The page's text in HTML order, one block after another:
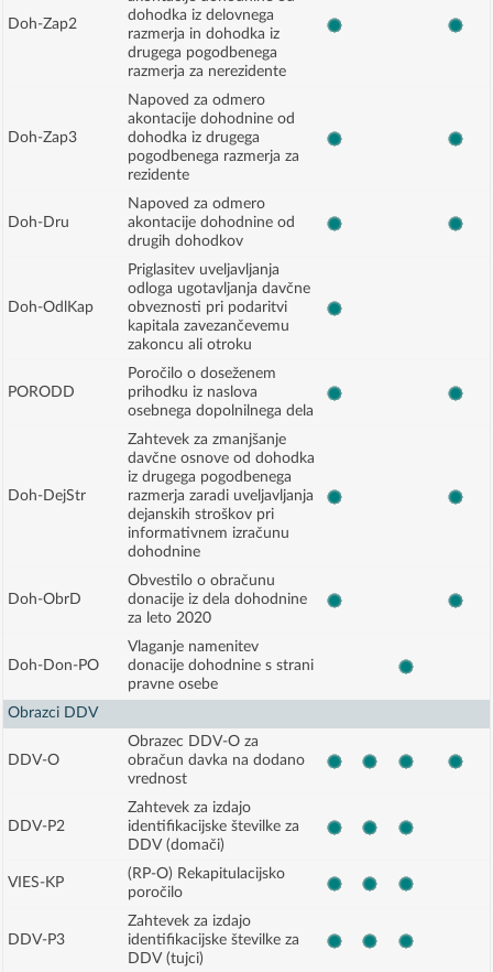
Doh-Zap2
dohodka iz delovnega
razmerja in dohodka iz
drugega pogodbenega
razmerja za nerezidente
Doh-Zap3
Napoved za odmero
akontacije dohodnine od
dohodka iz drugega
pogodbenega razmerja za
rezidente
Doh-Dru
Napoved za odmero
akontacije dohodnine od
drugih dohodkov
Doh-OdlKap
Priglasitev uveljavljanja
odloga ugotavljanja davčne
obveznosti pri podaritvi
kapitala zavezančevemu
zakoncu ali otroku
PORODD
Poročilo o doseženem
prihodku iz naslova
osebnega dopolnilnega dela
Doh-DejStr
Zahtevek za zmanjšanje
davčne osnove od dohodka
iz drugega pogodbenega
razmerja zaradi uveljavljanja
dejanskih stroškov pri
informativnem izračunu
dohodnine
Doh-ObrD
Obvestilo o obračunu
donacije iz dela dohodnine
za leto 2020
Doh-Don-PO
Vlaganje namenitev
donacije dohodnine s strani
pravne osebe
Obrazci DDV
DDV-O
Obrazec DDV-O za
obračun davka na dodano
vrednost
DDV-P2
Zahtevek za izdajo
identifikacijske številke za
DDV (domači)
VIES-KP
(RP-O) Rekapitulacijsko
poročilo
DDV-P3
Zahtevek za izdajo
identifikacijske številke za
DDV (tujci)